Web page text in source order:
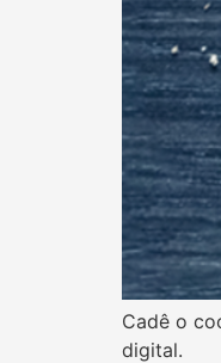
Cadê o
digital.